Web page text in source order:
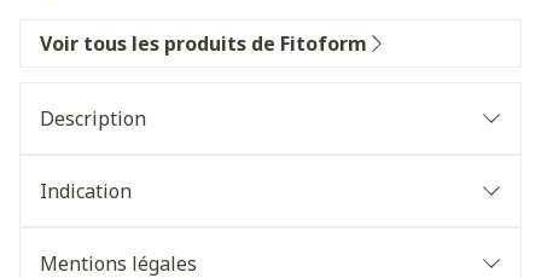
Voir tous les produits de Fitoform
Description
Indication
Mentions légales